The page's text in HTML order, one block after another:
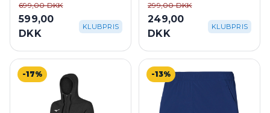
699,00 DKK
599,00
DKK
KLUBPRIS
299,00 DKK
249,00
DKK
KLUBPRIS
-17% -13%